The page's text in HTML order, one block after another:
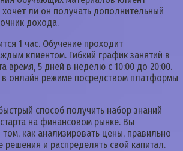
ли он получать дополнительный
дохода.
1 час. Обучение проходит
клиентом. Гибкий график занятий в
время, 5 дней в неделю с 10:00 до 20:00.
в онлайн режиме посредством платформы
способ получить набор знаний
на финансовом рынке. Вы
как анализировать цены, правильно
решения и распределять свой капитал.